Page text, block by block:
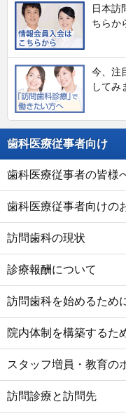
日本訪
ちらか
今、注
してみ
歯科医療従事者向け
歯科医療従事者の皆様
歯科医療従事者向けの
訪問歯科の現状
診療報酬について
訪問歯科を始めるため
院内体制を構築するた
スタッフ増員・教育の
訪問診療と訪問先